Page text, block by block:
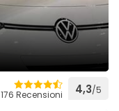
176 Recensioni 4,3/5